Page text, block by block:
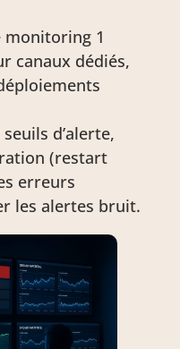
monitoring 1
canaux dédiés,
d’alerte,
(restart
erreurs
les alertes bruit.